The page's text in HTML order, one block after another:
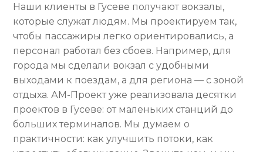
Наши клиенты в Гусеве получают вокзалы,
которые служат людям. Мы проектируем так,
чтобы пассажиры легко ориентировались, а
персонал работал без сбоев. Например, для
города мы сделали вокзал с удобными
выходами к поездам, а для региона — с зоной
отдыха. АМ-Проект уже реализовала десятки
проектов в Гусеве: от маленьких станций до
больших терминалов. Мы думаем о
практичности: как улучшить потоки, как